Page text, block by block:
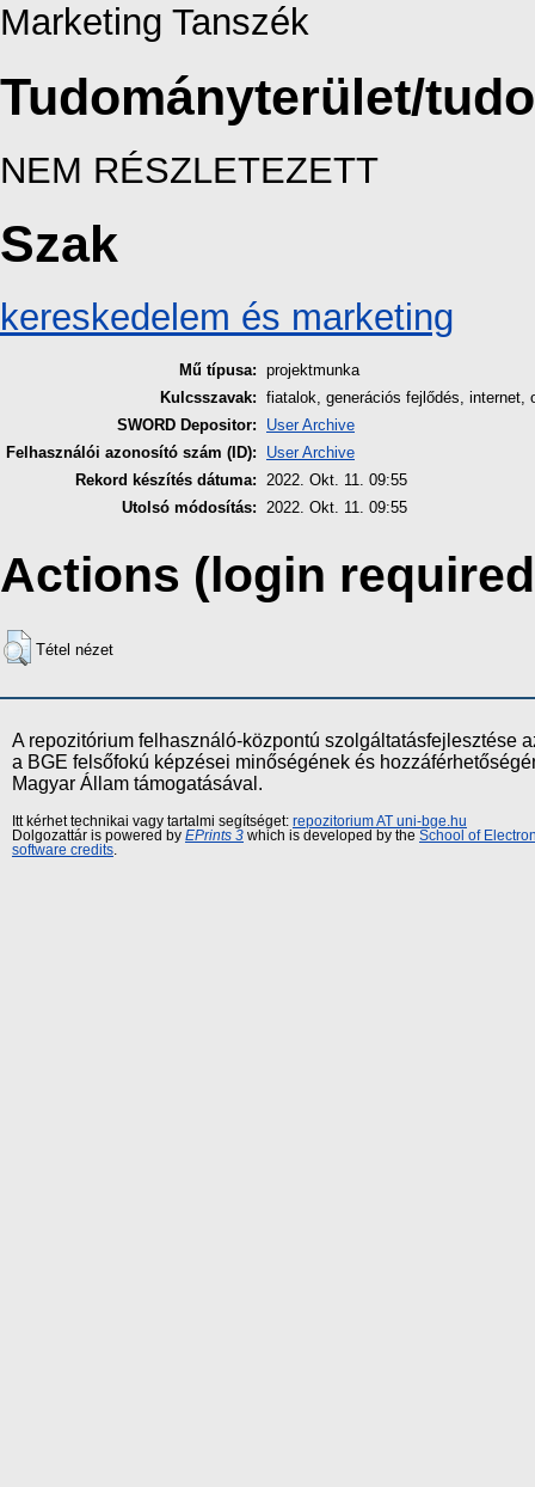
Marketing Tanszék
Tudományterület/
NEM RÉSZLETEZETT
Szak
kereskedelem és marketing
Mű típusa: projektmunka
Kulcsszavak: fiatalok, generációs fejlődés, internet,
SWORD Depositor:
User Archive
Felhasználói azonosító szám (ID):
User Archive
Rekord készítés dátuma:
2022. Okt. 11. 09:55
Utolsó módosítás:
2022. Okt. 11. 09:55
Actions (login
Tétel nézet
A repozitórium felhasználó-központú szolgáltatásfejlesztése
a BGE felsőfokú képzései minőségének és
Magyar Állam támogatásával.
Itt kérhet technikai vagy tartalmi segítséget: repozitorium AT uni-bge.hu
Dolgozattár is powered by EPrints 3 which is developed by the School of
software credits